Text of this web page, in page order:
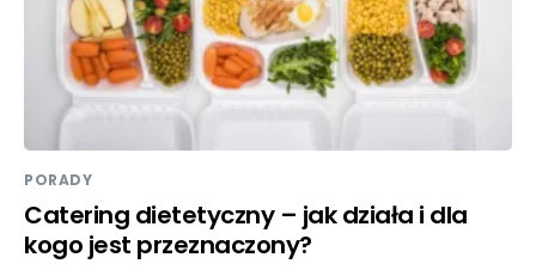
PORADY
Catering dietetyczny – jak działa i dla
kogo jest przeznaczony?